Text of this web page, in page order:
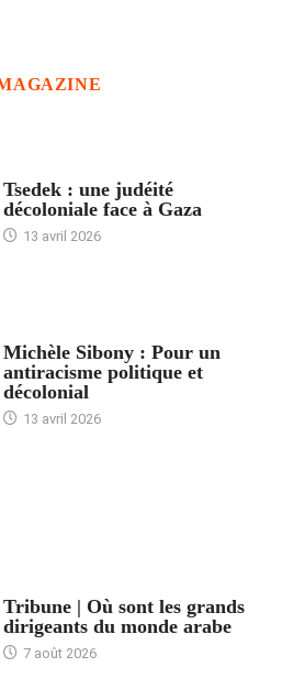
Tsedek : une judéité
décoloniale face à Gaza
13 avril 2026
Michèle Sibony : Pour un
antiracisme politique et
décolonial
13 avril 2026
Tribune | Où sont les grands
dirigeants du monde arabe
7 août 2026